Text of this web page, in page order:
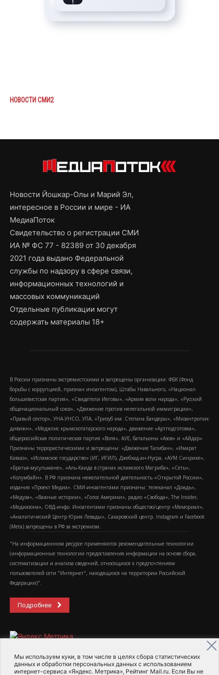
Мы используем куки, в том числе в целях сбора статистических
данных и обработки персональных данных с использованием
интернет-сервиса «Яндекс. Метрика», Рейтинг Mail.ru. Если Вы не
НОВОСТИ СМИ2
Новости Йошкар-Олы и Марий Эл,
интересное в России и мире - ИА
МедиаПоток
Свидетельство о регистрации СМИ
ИА № ФС 77 - 82389 от 30 декабря
2021 года выдано Федеральной
службы по надзору в сфере связи,
информационных технологий и
массовых коммуникаций
Отдельные публикации могут
содержать материалы 18+
В России признаны экстремистскими и запрещены организации: ФБК (Фонд
борьбы с коррупцией, признан иноагентом), Штабы Навального, «Национал-
большевистская партия», «Свидетели Иеговы», «Армия воли народа», «Русский
общенациональный союз», «Движение против нелегальной иммиграции»,
«Правый сектор», УНА-УНСО, УПА, «Тризуб им. Степана Бандеры», «Мизантропик
дивижн», «Меджлис крымскотатарского народа», движение «Артподготовка»,
общероссийская политическая партия «Воля», АУЕ, батальоны «Азов» и «Айдар».
Признаны террористическими и запрещены: «Движение Талибан», «Имарат
Кавказ», «Исламское государство» (ИГ, ИГИЛ), Джебхад-ан-Нусра, «АУМ Синрике»,
«Братья-мусульмане», «Аль-Каида в странах исламского Магриба», «Сеть»,
«Колумбайн». В РФ признана нежелательной деятельность «Открытой России»,
издания «Проект Медиа». СМИ-иноагентами признаны: телеканал «Дождь»,
«Медуза», «Важные истории», «Голос Америки», радио «Свобода», The Insider,
«Медиазона», ОВД-инфо. Иноагентами признаны общество/центр «Мемориал»,
«Аналитический Центр Юрия Левады», Сахаровский центр. Instagram и Facebook
(Metа) запрещены в РФ за экстремизм.
"На информационном ресурсе применяются рекомендательные технологии
(информационные технологии предоставления информации на основе сбора,
систематизации и анализа сведений, относящихся к предпочтениям
пользователей сети "Интернет", находящихся на территории Российской
Федерации)".
Подробнее